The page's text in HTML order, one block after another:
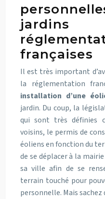
françaises
Il est très important
la réglementation
installation d’une
jardin. Du coup, la
qui sont très définies
voisins, le permis de
éoliens en fonction du
de se déplacer à la
sa ville afin de se
terrain touché pour
personnelle. Mais sachez